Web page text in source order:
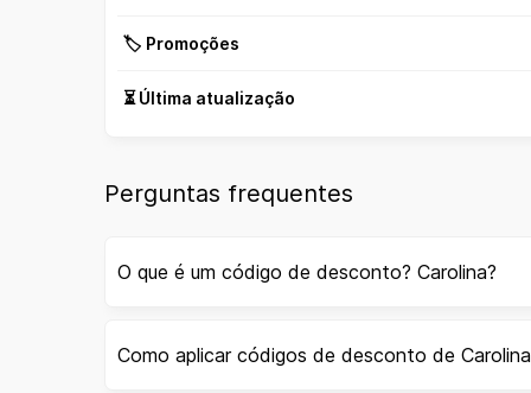
🏷️ Promoções
⏳ Última atualização
Perguntas frequentes
O que é um código de desconto? Carolina?
Como aplicar códigos de desconto de